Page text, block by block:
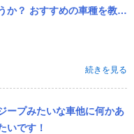
か？ おすすめの車種を教え
オープンで林道を走りた
続きを見る
ープみたいな車他に何かあ
いです！